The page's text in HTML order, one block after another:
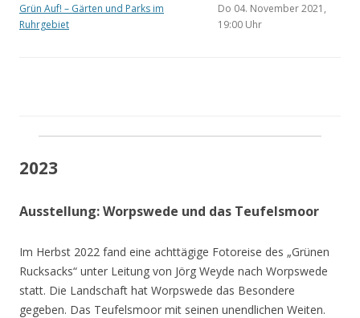
Grün Auf! – Gärten und Parks im
Ruhrgebiet
Do 04. November 2021,
19:00 Uhr
2023
Ausstellung: Worpswede und das Teufelsmoor
Im Herbst 2022 fand eine achttägige Fotoreise des „Grünen
Rucksacks“ unter Leitung von Jörg Weyde nach Worpswede
statt. Die Landschaft hat Worpswede das Besondere
gegeben. Das Teufelsmoor mit seinen unendlichen Weiten.